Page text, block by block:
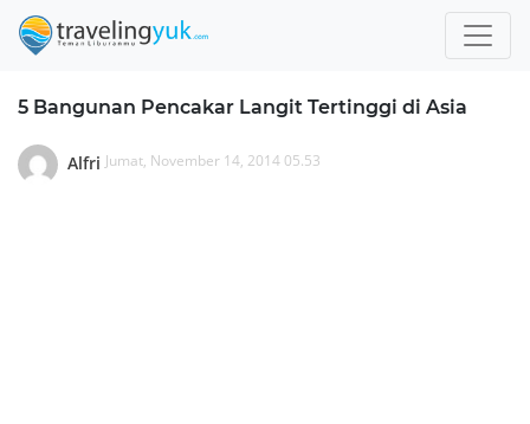
5 Bangunan Pencakar Langit Tertinggi di Asia
Alfri Jumat, November 14, 2014 05.53